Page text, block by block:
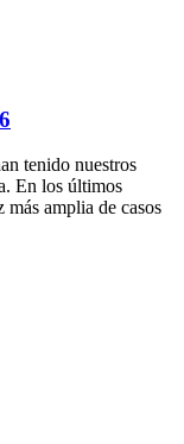
tenido nuestros
En los últimos
más amplia de casos